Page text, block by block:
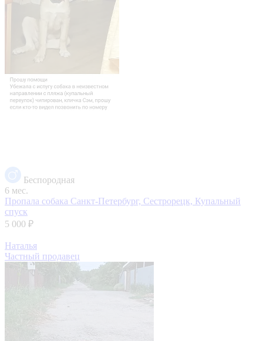
Беспородная
6 мес.
Пропала собака Санкт-Петербург, Сестрорецк, Купальный
спуск
5 000 ₽
Наталья
Частный продавец